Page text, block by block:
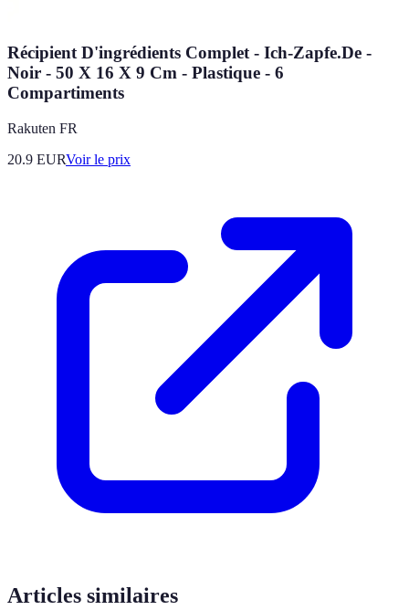
Récipient D'ingrédients Complet - Ich-Zapfe.De -
Noir - 50 X 16 X 9 Cm - Plastique - 6
Compartiments
Rakuten FR
20.9 EURVoir le prix
Articles similaires